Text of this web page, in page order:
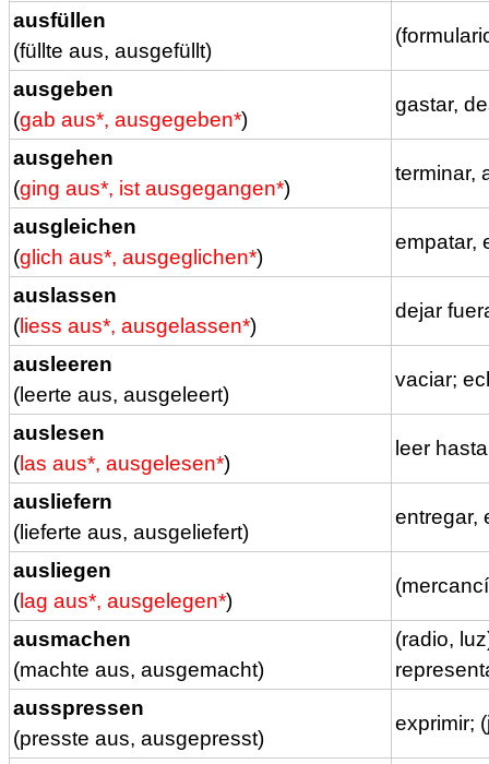
ausfüllen
(füllte aus, ausgefüllt)
ausgeben
(gab aus*, ausgegeben*)
gastar,
ausgehen
(ging aus*, ist ausgegangen*)
terminar,
ausgleichen
(glich aus*, ausgeglichen*)
empatar,
auslassen
( liess aus*, ausgelassen*)
dejar
ausleeren
(leerte aus, ausgeleert)
vaciar;
auslesen
(las aus*, ausgelesen*)
leer
ausliefern
(lieferte aus, ausgeliefert)
entregar,
ausliegen
(lag aus*, ausgelegen*)
ausmachen
(machte aus, ausgemacht)
(radio,
ausspressen
(presste aus, ausgepresst)
exprimir;